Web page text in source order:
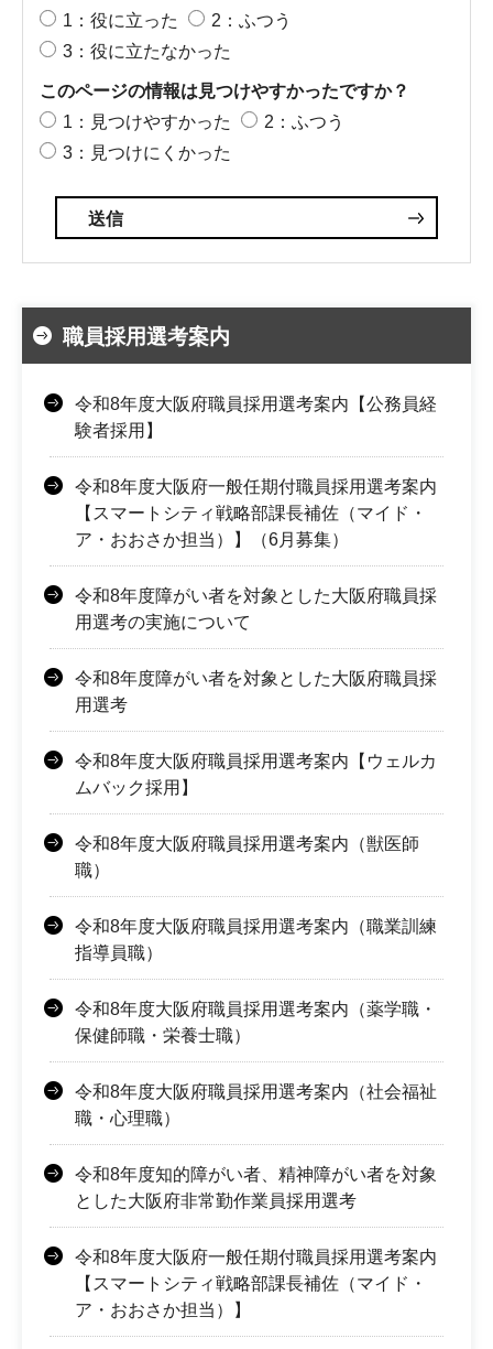
1：役に立った
2：ふつう
3：役に立たなかった
このページの情報は見つけやすかったですか？
1：見つけやすかった
2：ふつう
3：見つけにくかった
職員採用選考案内
令和8年度大阪府職員採用選考案内【公務員経
験者採用】
令和8年度大阪府一般任期付職員採用選考案内
【スマートシティ戦略部課長補佐（マイド・
ア・おおさか担当）】（6月募集）
令和8年度障がい者を対象とした大阪府職員採
用選考の実施について
令和8年度障がい者を対象とした大阪府職員採
用選考
令和8年度大阪府職員採用選考案内【ウェルカ
ムバック採用】
令和8年度大阪府職員採用選考案内（獣医師
職）
令和8年度大阪府職員採用選考案内（職業訓練
指導員職）
令和8年度大阪府職員採用選考案内（薬学職・
保健師職・栄養士職）
令和8年度大阪府職員採用選考案内（社会福祉
職・心理職）
令和8年度知的障がい者、精神障がい者を対象
とした大阪府非常勤作業員採用選考
令和8年度大阪府一般任期付職員採用選考案内
【スマートシティ戦略部課長補佐（マイド・
ア・おおさか担当）】